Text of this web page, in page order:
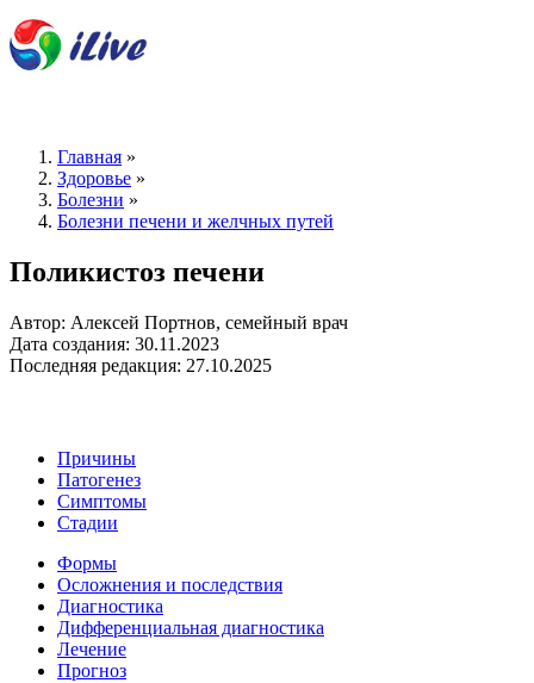
Главная »
Здоровье »
Болезни »
Болезни печени и желчных путей
Поликистоз печени
Автор: Алексей Портнов, семейный врач
Дата создания: 30.11.2023
Последняя редакция: 27.10.2025
Причины
Патогенез
Симптомы
Стадии
Формы
Осложнения и последствия
Диагностика
Дифференциальная диагностика
Лечение
Прогноз